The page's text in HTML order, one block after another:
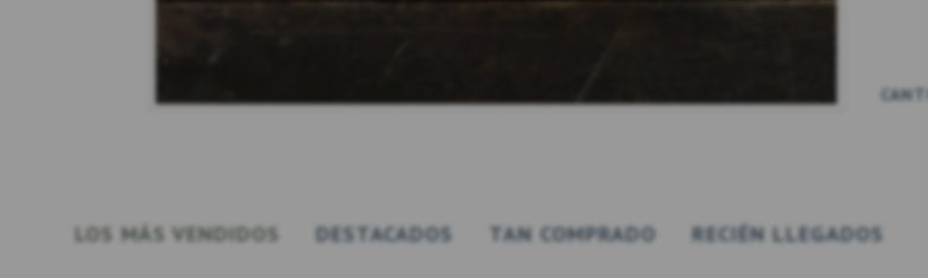
LOS MÁS VENDIDOS DESTACADOS TAN COMPRADO RECIÉN LLEGADOS